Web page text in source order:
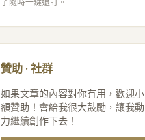
了隨時一鍵退訂。
贊助 · 社群
如果文章的內容對你有用，歡迎小
額贊助！會給我很大鼓勵，讓我動
力繼續創作下去！